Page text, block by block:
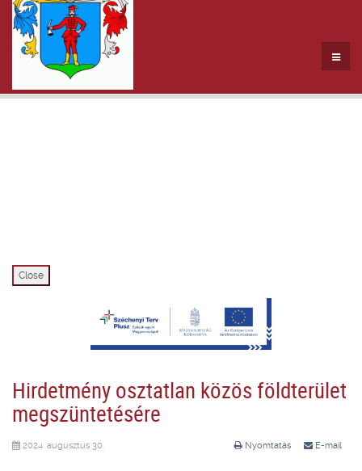
Close
Hirdetmény osztatlan közös földterület
megszüntetésére
Nyomtatás E-mail
2024. augusztus 30.